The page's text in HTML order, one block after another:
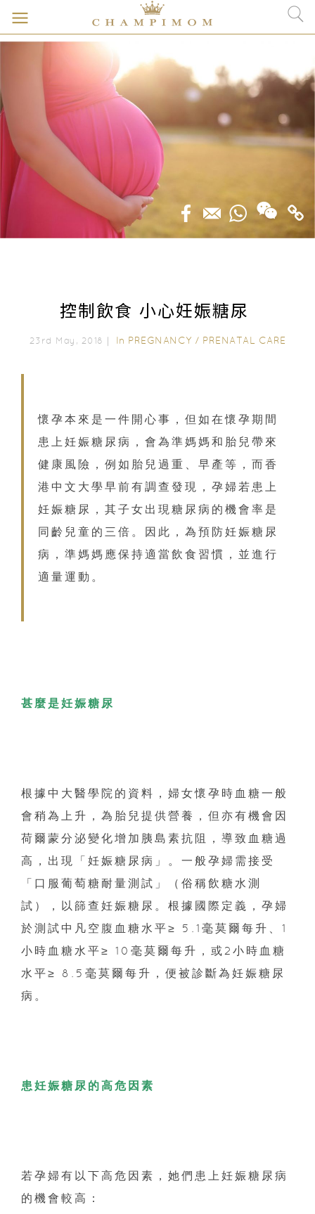
控制飲食 小心妊娠糖尿
23rd May, 2018｜ In PREGNANCY / PRENATAL CARE
懷孕本來是一件開心事，但如在懷孕期間
患上妊娠糖尿病，會為準媽媽和胎兒帶來
健康風險，例如胎兒過重、早產等，而香
港中文大學早前有調查發現，孕婦若患上
妊娠糖尿，其子女出現糖尿病的機會率是
同齡兒童的三倍。因此，為預防妊娠糖尿
病，準媽媽應保持適當飲食習慣，並進行
適量運動。
甚麼是妊娠糖尿
根據中大醫學院的資料，婦女懷孕時血糖一般
會稍為上升，為胎兒提供營養，但亦有機會因
荷爾蒙分泌變化增加胰島素抗阻，導致血糖過
高，出現「妊娠糖尿病」。一般孕婦需接受
「口服葡萄糖耐量測試」（俗稱飲糖水測
試），以篩查妊娠糖尿。根據國際定義，孕婦
於測試中凡空腹血糖水平≥ 5.1毫莫爾每升、1
小時血糖水平≥ 10毫莫爾每升，或2小時血糖
水平≥ 8.5毫莫爾每升，便被診斷為妊娠糖尿
病。
患妊娠糖尿的高危因素
若孕婦有以下高危因素，她們患上妊娠糖尿病
的機會較高：